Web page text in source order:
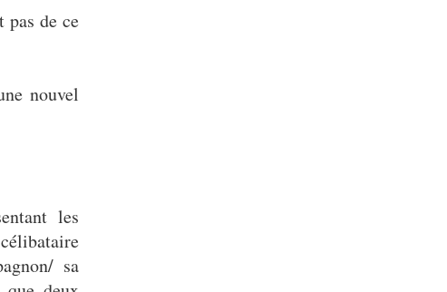
pas de ce
nouvel
les
sa